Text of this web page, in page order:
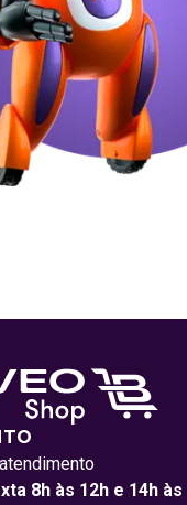
8h às 12h e 14h às